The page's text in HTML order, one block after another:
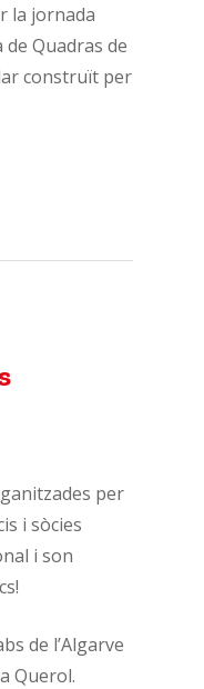
la jornada
Quadras de
construït per
per
i sòcies
i son
de l’Algarve
Querol.